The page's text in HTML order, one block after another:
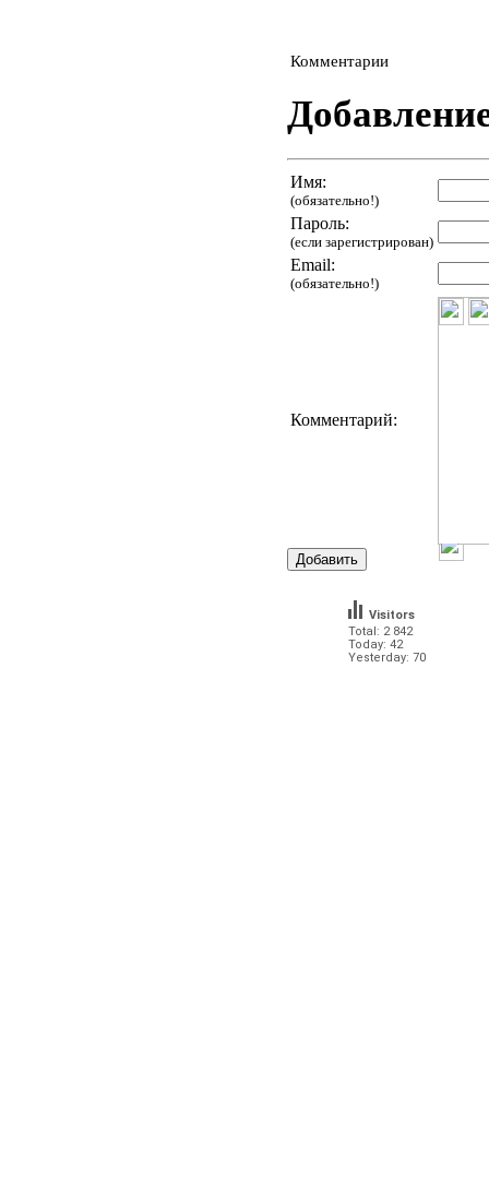
Комментарии
Имя:
(обязательно!)
Пароль:
(если зарегистрирован)
Email:
(обязательно!)
Комментарий:
Total: 2 842
Today: 42
Yesterday: 70
Visitors